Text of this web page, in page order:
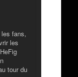
fans,
les
tour du